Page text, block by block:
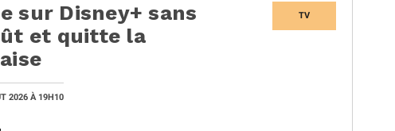
TV
sur Disney+ sans
et quitte la
2026 À 19H10